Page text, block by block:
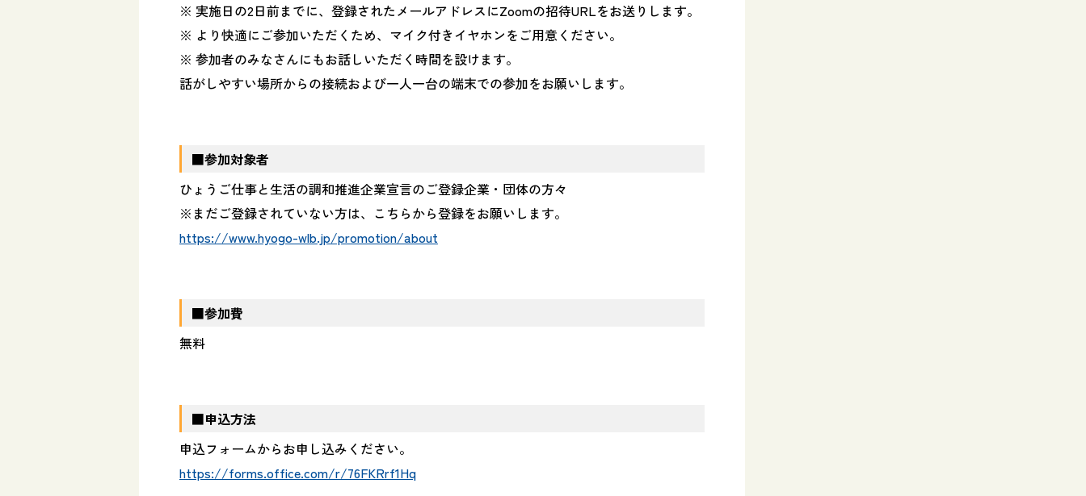
※ 実施日の2日前までに、登録されたメールアドレスにZoomの招待URLをお送りします。
※ より快適にご参加いただくため、マイク付きイヤホンをご用意ください。
※ 参加者のみなさんにもお話しいただく時間を設けます。
話がしやすい場所からの接続および一人一台の端末での参加をお願いします。
■参加対象者
ひょうご仕事と生活の調和推進企業宣言のご登録企業・団体の方々
※まだご登録されていない方は、こちらから登録をお願いします。
https://www.hyogo-wlb.jp/promotion/about
■参加費
無料
■申込方法
申込フォームからお申し込みください。
https://forms.office.com/r/76FKRrf1Hq